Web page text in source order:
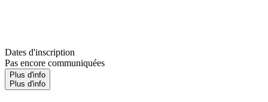
Dates d'inscription
Pas encore communiquées
Plus d'info
Plus d'info